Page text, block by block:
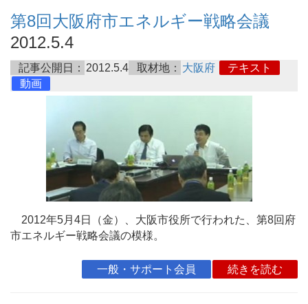
第8回大阪府市エネルギー戦略会議
2012.5.4
記事公開日： 2012.5.4 取材地： 大阪府
テキスト
動画
2012年5月4日（金）、大阪市役所で行われた、第8回府
市エネルギー戦略会議の模様。
一般・サポート会員 続きを読む